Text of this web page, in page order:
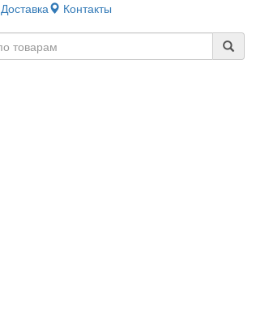
Доставка
Контакты